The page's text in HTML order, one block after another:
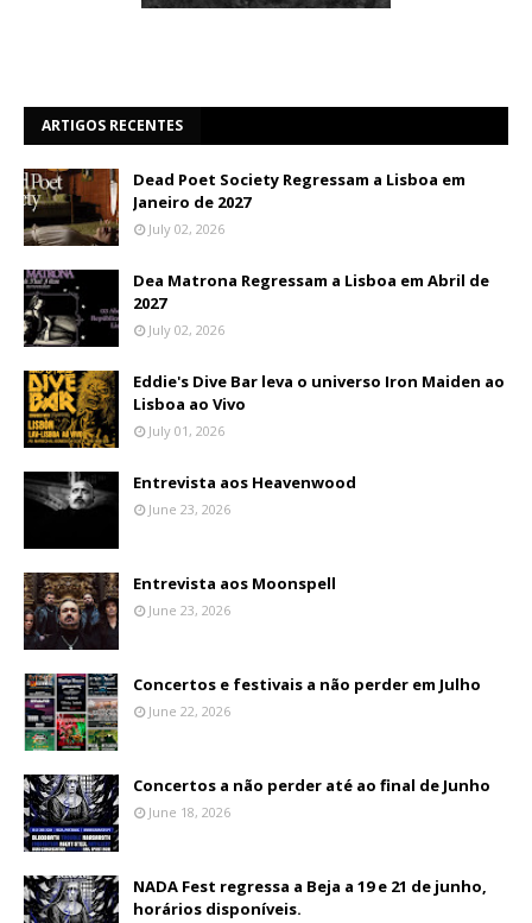
ARTIGOS RECENTES
Dead Poet Society Regressam a Lisboa em
Janeiro de 2027
July 02, 2026
Dea Matrona Regressam a Lisboa em Abril de
2027
July 02, 2026
Eddie's Dive Bar leva o universo Iron Maiden ao
Lisboa ao Vivo
July 01, 2026
Entrevista aos Heavenwood
June 23, 2026
Entrevista aos Moonspell
June 23, 2026
Concertos e festivais a não perder em Julho
June 22, 2026
Concertos a não perder até ao final de Junho
June 18, 2026
NADA Fest regressa a Beja a 19 e 21 de junho,
horários disponíveis.